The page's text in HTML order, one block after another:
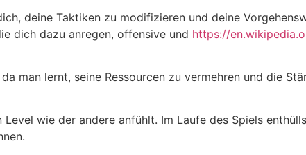
deine Taktiken zu modifizieren und deine
dich dazu anregen, offensive und https://
man lernt, seine Ressourcen zu vermehren und die
wie der andere anfühlt. Im Laufe des Spiels